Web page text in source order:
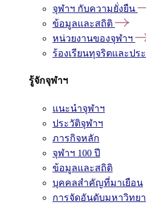
จุฬาฯ กับความยั่งยืน
ข้อมูลและสถิติ
หน่วยงานของจุฬาฯ
ร้องเรียนทุจริตและป
รู้จักจุฬาฯ
แนะนำจุฬาฯ
ประวัติจุฬาฯ
ภารกิจหลัก
จุฬาฯ 100 ปี
ข้อมูลและสถิติ
บุคคลสำคัญที่มาเยือน
การจัดอันดับมหาวิทย